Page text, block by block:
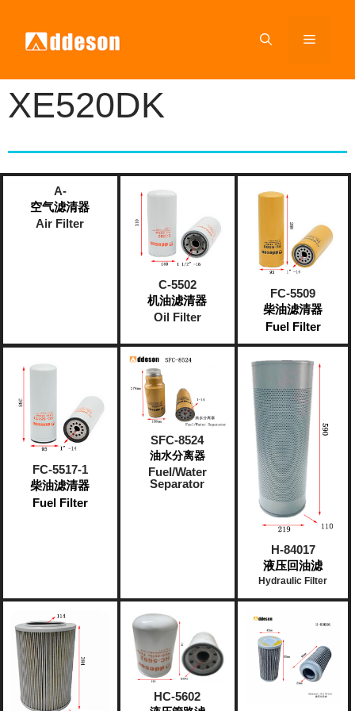
XE520DK
A-
空气滤清器
Air Filter
C-5502
机油滤清器
Oil Filter
FC-5509
柴油滤清器
Fuel Filter
FC-5517-1
柴油滤清器
Fuel Filter
SFC-8524
油水分离器
Fuel/Water
Separator
H-84017
液压回油滤
Hydraulic Filter
HC-5602